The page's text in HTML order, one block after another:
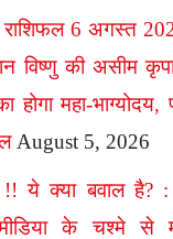
6 अगस्त
विष्णु की असीम
होगा महा-
August 5, 2026
ये क्या बवाल है? :
के चश्मे से